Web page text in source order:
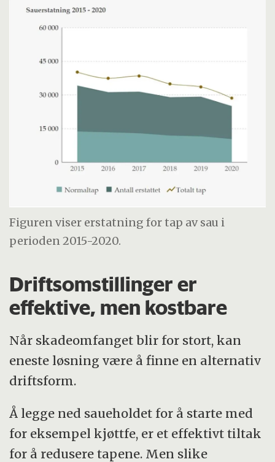
Figuren viser erstatning for tap av sau i
perioden 2015-2020.
Driftsomstillinger er
effektive, men kostbare
Når skadeomfanget blir for stort, kan
eneste løsning være å finne en alternativ
driftsform.
Å legge ned saueholdet for å starte med
for eksempel kjøttfe, er et effektivt tiltak
for å redusere tapene. Men slike